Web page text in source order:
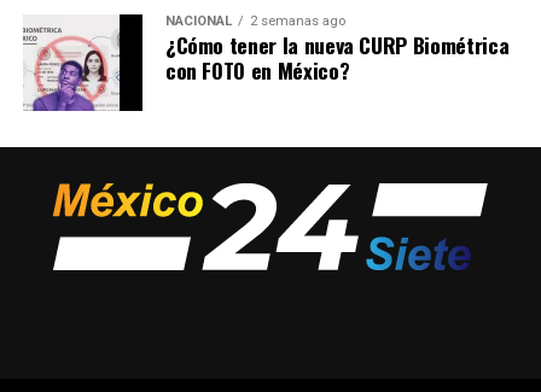
NACIONAL 2 semanas ago
¿Cómo tener la nueva CURP Biométrica
con FOTO en México?